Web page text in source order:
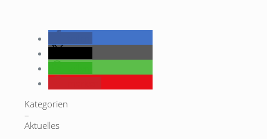
Kategorien
–
Aktuelles